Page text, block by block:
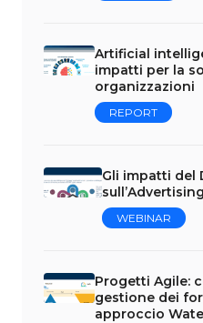
Artificial
impatti per la
organizzazioni
REPORT
Gli impatti del
WEBINAR
Progetti Agile:
gestione dei
approccio